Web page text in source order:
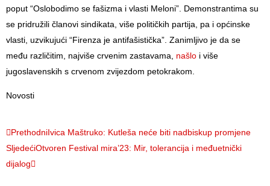
poput “Oslobodimo se fašizma i vlasti Meloni”. Demonstrantima su
se pridružili članovi sindikata, više političkih partija, pa i općinske
vlasti, uzvikujući “Firenza je antifašistička”. Zanimljivo je da se
među različitim, najviše crvenim zastavama,
našlo i više
jugoslavenskih s crvenom zvijezdom petokrakom.
Novosti
PrethodniIvica Maštruko: Kutleša neće biti nadbiskup promjene
SljedećiOtvoren Festival mira’23: Mir, tolerancija i međuetnički
dijalog